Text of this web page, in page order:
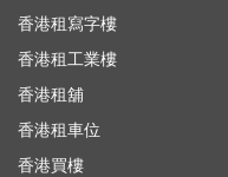
香港租寫字樓
香港租工業樓
香港租舖
香港租車位
香港買樓